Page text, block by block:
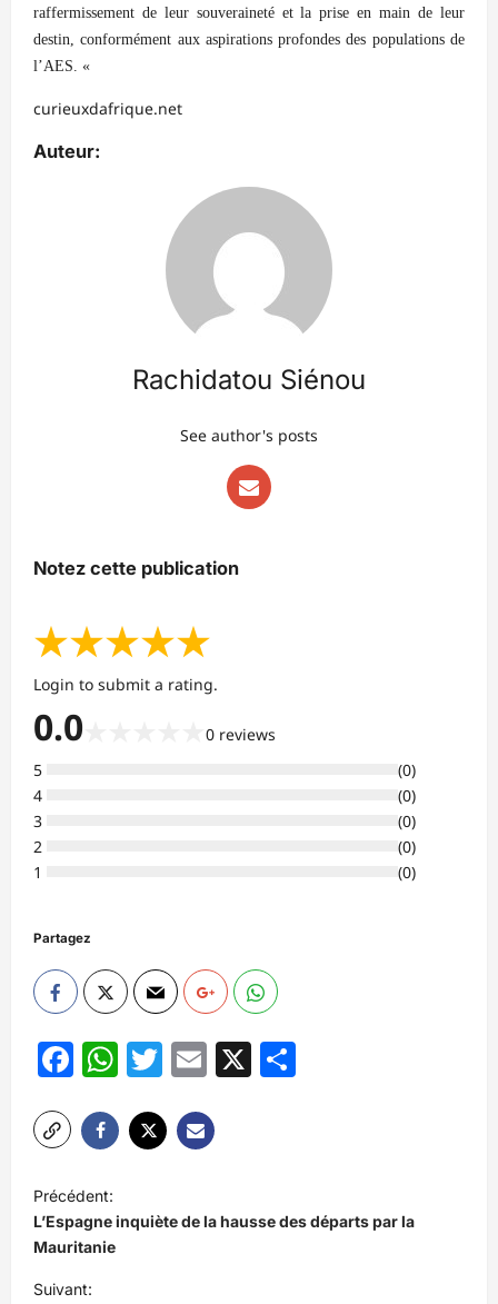
raffermissement de leur souveraineté et la prise en main de leur
destin, conformément aux aspirations profondes des populations de
l’AES. «
curieuxdafrique.net
Auteur:
Rachidatou Siénou
See author's posts
Notez cette publication
★★★★★
Login to submit a rating.
0.0 0 reviews
5
(0)
4
(0)
3
(0)
2
(0)
1
(0)
Partagez
Facebook
WhatsApp
Twitter
Email
X
N
a
v
i
Précédent:
L’Espagne inquiète de la hausse des départs par la
Mauritanie
Suivant: